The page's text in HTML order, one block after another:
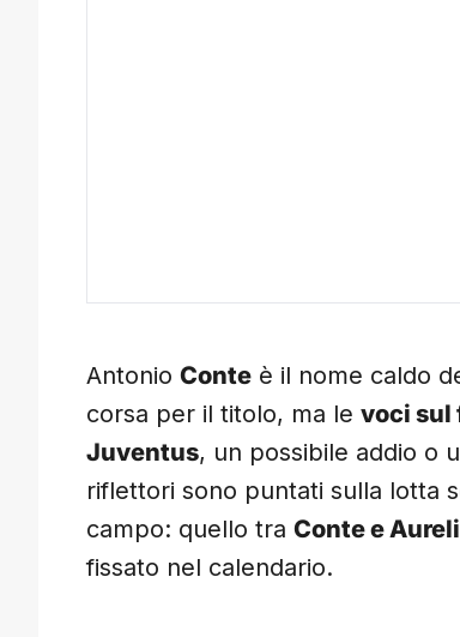
Antonio Conte è il nome caldo
corsa per il titolo, ma le voci sul
Juventus, un possibile addio o
riflettori sono puntati sulla lotta
campo: quello tra Conte e
fissato nel calendario.